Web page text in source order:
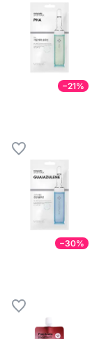
−21%
−30%